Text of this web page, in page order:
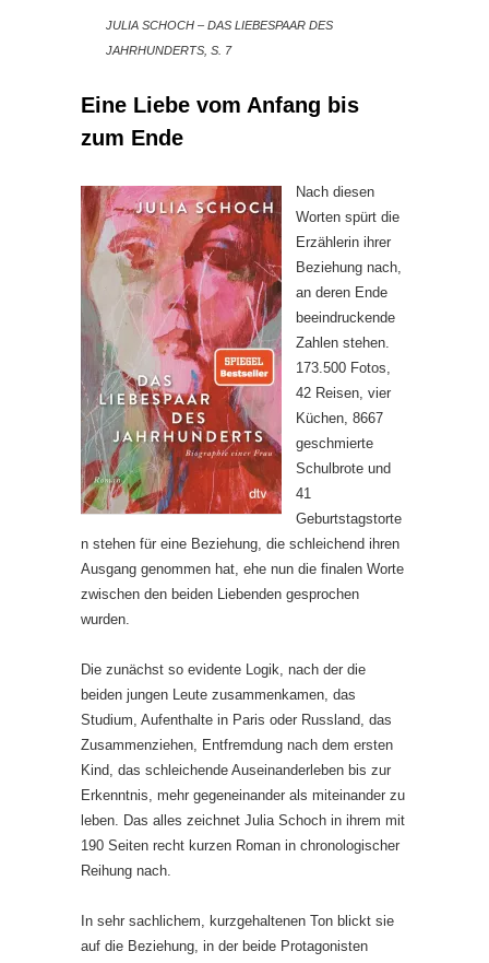
JULIA SCHOCH – DAS LIEBESPAAR DES
JAHRHUNDERTS, S. 7
Eine Liebe vom Anfang bis
zum Ende
Nach diesen
Worten spürt die
Erzählerin ihrer
Beziehung nach,
an deren Ende
beeindruckende
Zahlen stehen.
173.500 Fotos,
42 Reisen, vier
Küchen, 8667
geschmierte
Schulbrote und
41
Geburtstagstorte
n stehen für eine Beziehung, die schleichend ihren
Ausgang genommen hat, ehe nun die finalen Worte
zwischen den beiden Liebenden gesprochen
wurden.
Die zunächst so evidente Logik, nach der die
beiden jungen Leute zusammenkamen, das
Studium, Aufenthalte in Paris oder Russland, das
Zusammenziehen, Entfremdung nach dem ersten
Kind, das schleichende Auseinanderleben bis zur
Erkenntnis, mehr gegeneinander als miteinander zu
leben. Das alles zeichnet Julia Schoch in ihrem mit
190 Seiten recht kurzen Roman in chronologischer
Reihung nach.
In sehr sachlichem, kurzgehaltenen Ton blickt sie
auf die Beziehung, in der beide Protagonisten